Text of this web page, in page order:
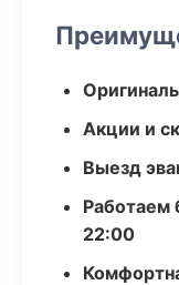
Акции и
Выезд
Работаем
22:00